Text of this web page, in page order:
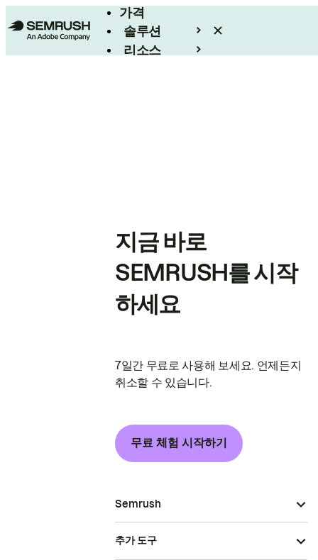
가격
솔루션
리소스
지금 바로
SEMRUSH를 시작
하세요
7일간 무료로 사용해 보세요. 언제든지
취소할 수 있습니다.
무료 체험 시작하기
Semrush
추가 도구